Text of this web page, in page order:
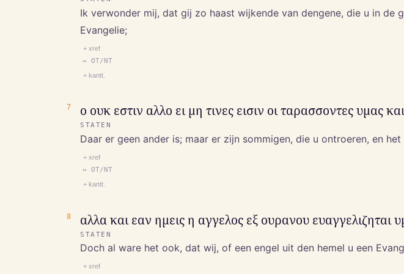
Ik verwonder mij, dat gij zo haast wijkende van dengene, die u in
Evangelie;
+ xref
↔ OT/NT
+ kantt.
7 ο ουκ εστιν αλλο ει μη τινες εισιν οι ταρασσοντες υμας
STATEN
Daar er geen ander is; maar er zijn sommigen, die u ontroeren, en
+ xref
↔ OT/NT
+ kantt.
8 αλλα και εαν ημεις η αγγελος εξ ουρανου
STATEN
Doch al ware het ook, dat wij, of een engel uit den hemel u een
+ xref